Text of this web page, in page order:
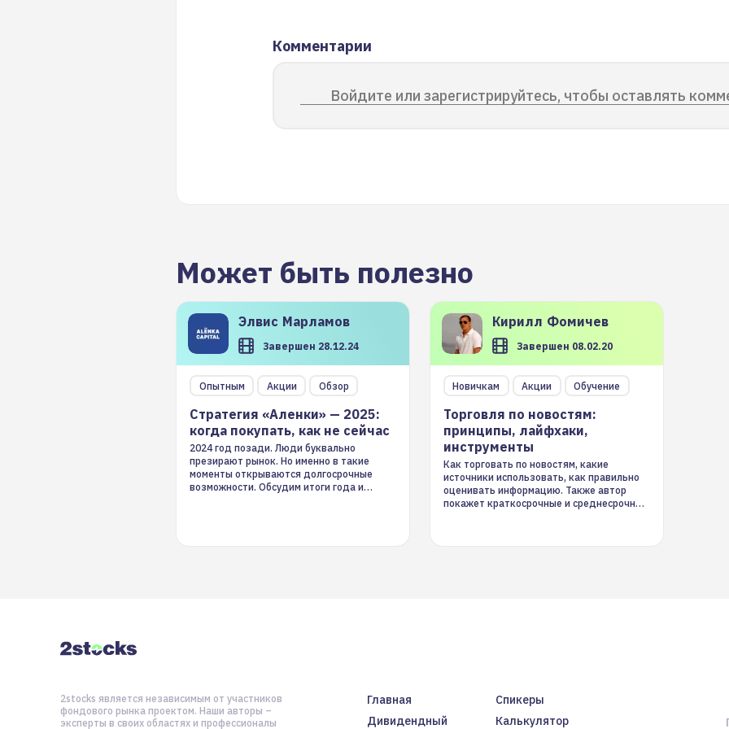
Комментарии
Войдите или зарегистрируйтесь, чтобы оставлять
Может быть полезно
Элвис Марламов
Завершен 28.12.24
Опытным Акции Обзор
Стратегия «Аленки» — 2025:
когда покупать, как не сейчас
2024 год позади. Люди буквально
презирают рынок. Но именно в такие
моменты открываются долгосрочные
возможности. Обсудим итоги года и
Кирилл Фомичев
Завершен 08.02.20
Новичкам Акции Обучение
Торговля по новостям:
принципы, лайфхаки,
инструменты
Как торговать по новостям, какие
источники использовать, как правильно
оценивать информацию. Также автор
покажет краткосрочные и среднесрочные
Главная
Спикеры
Дивидендный
Калькулятор
2stocks является независимым от участников
фондового рынка проектом. Наши авторы –
эксперты в своих областях и профессионалы